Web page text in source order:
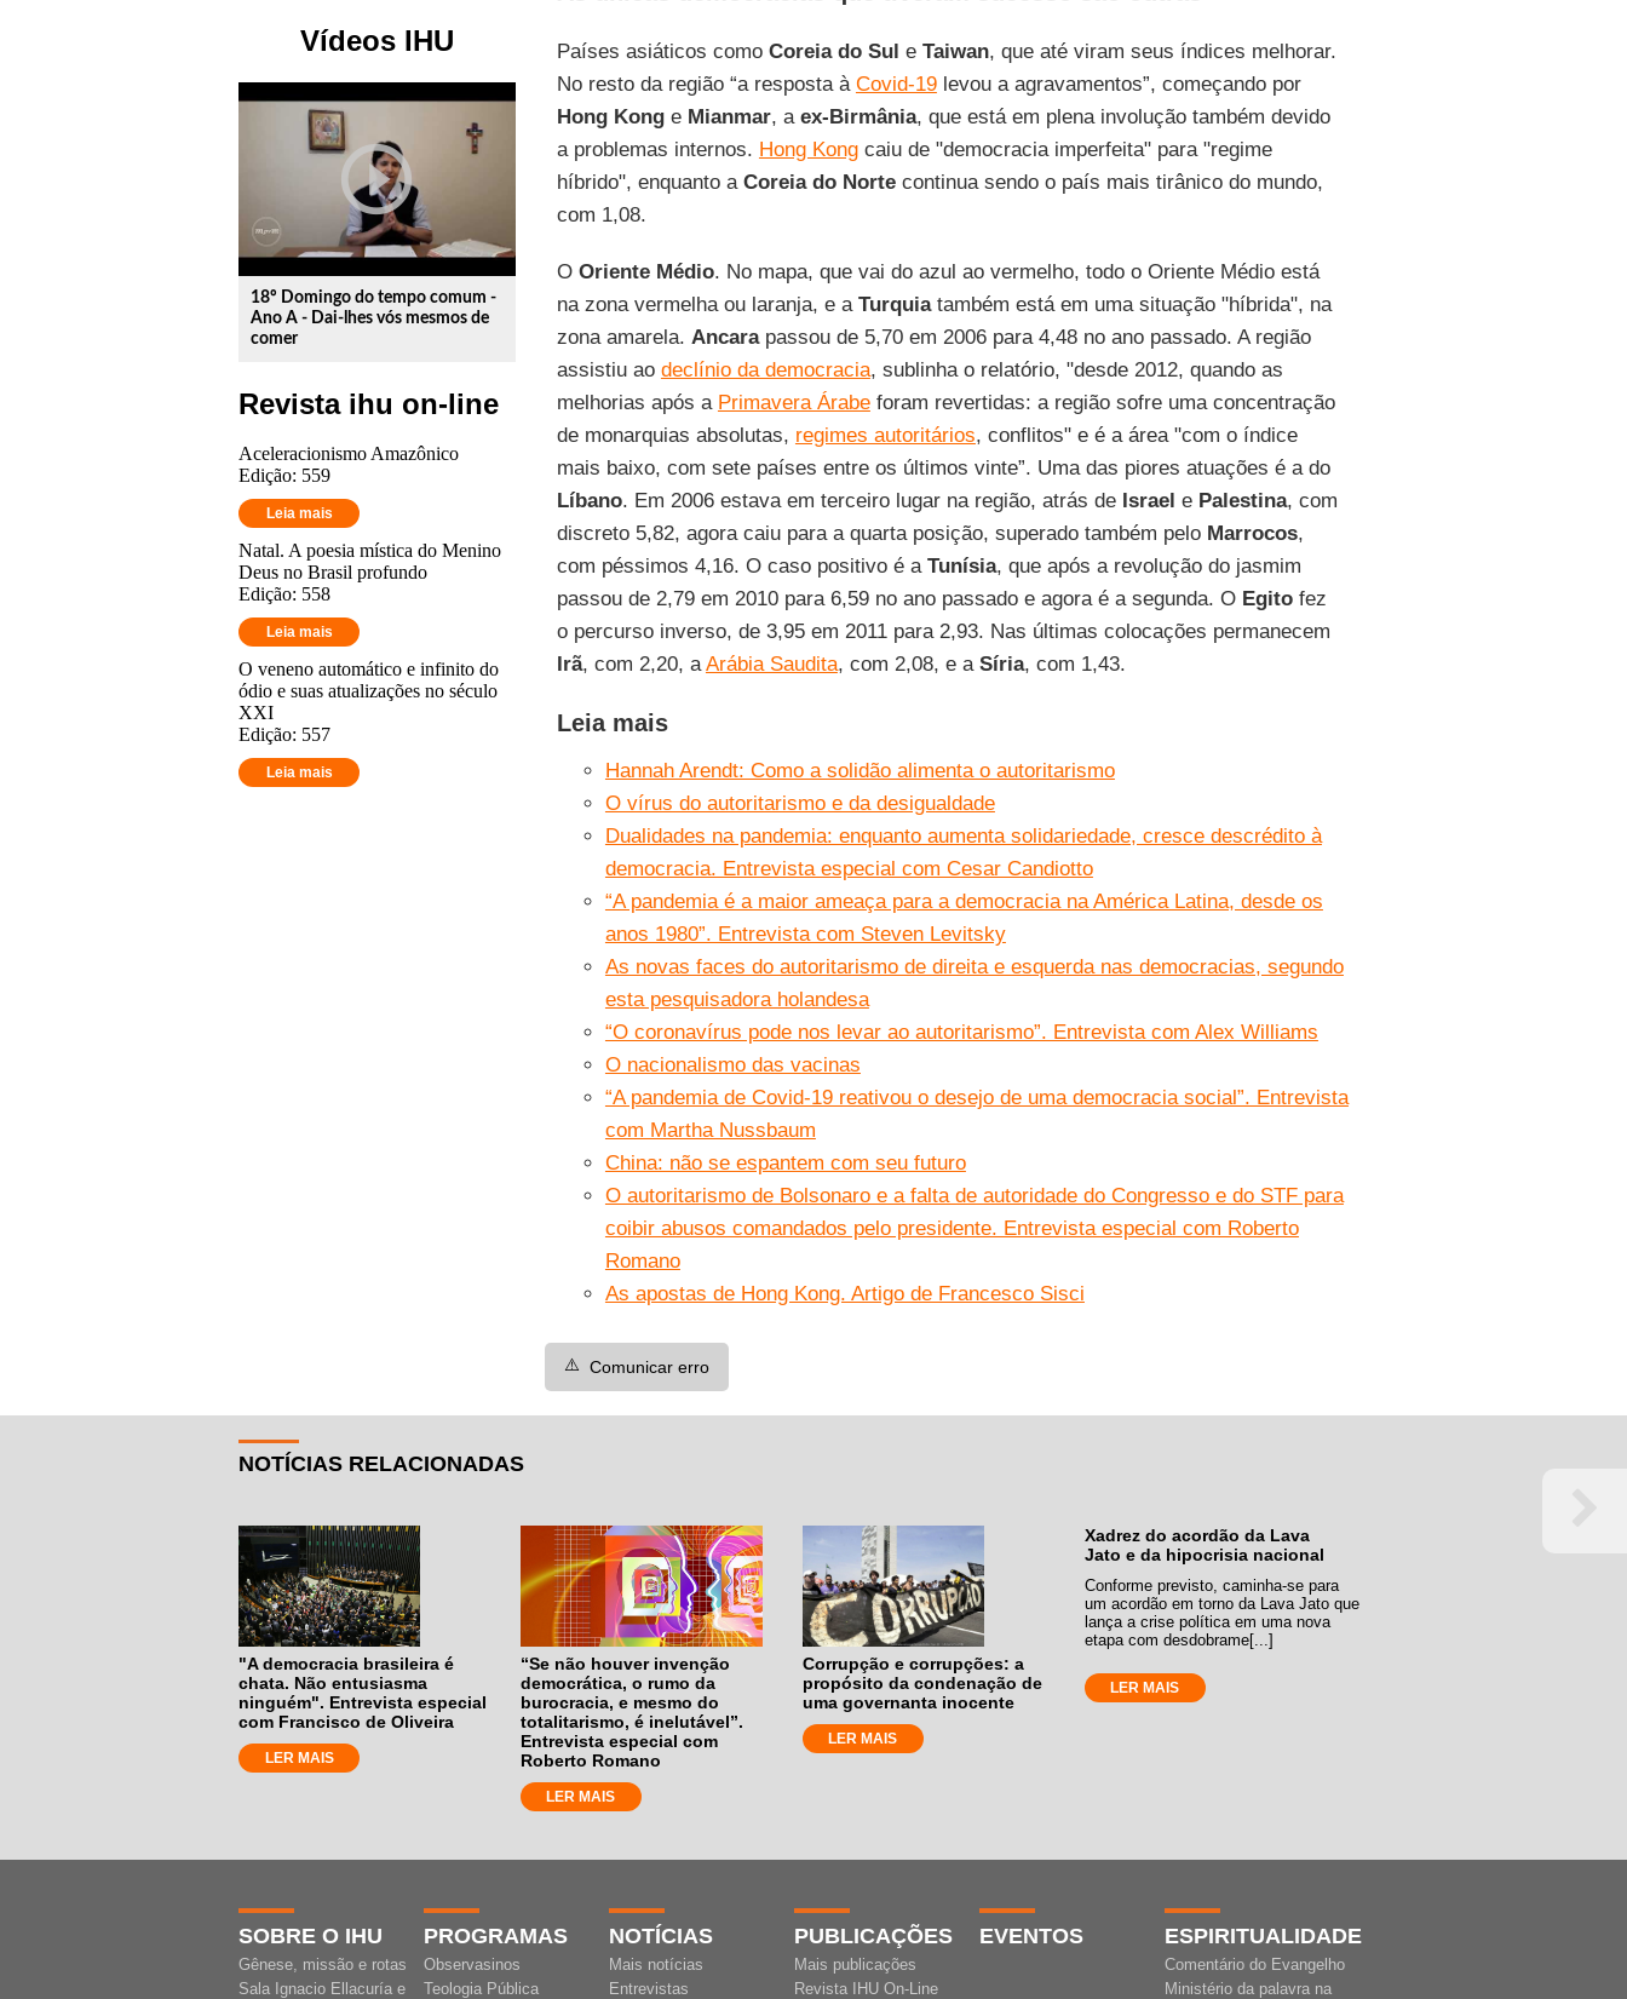
Vídeos IHU
play_circle_outline
18º Domingo do tempo comum -
Ano A - Dai-lhes vós mesmos de
comer
Revista ihu on-line
Aceleracionismo Amazônico
Edição: 559
Leia mais
Natal. A poesia mística do Menino
Deus no Brasil profundo
Edição: 558
Leia mais
O veneno automático e infinito do
ódio e suas atualizações no século
XXI
Edição: 557
Leia mais
Países asiáticos como Coreia do Sul e Taiwan, que até viram seus índices melhorar.
No resto da região “a resposta à Covid-19levou a agravamentos”, começando por
Hong Konge Mianmar, a ex-Birmânia, que está em plena involução também devido
a problemas internos. Hong Kongcaiu de "democracia imperfeita" para "regime
híbrido", enquanto a Coreia do Nortecontinua sendo o país mais tirânico do mundo,
com 1,08.
O Oriente Médio. No mapa, que vai do azul ao vermelho, todo o Oriente Médio está
na zona vermelha ou laranja, e a Turquiatambém está em uma situação "híbrida", na
zona amarela. Ancarapassou de 5,70 em 2006 para 4,48 no ano passado. A região
assistiu ao declínio da democracia, sublinha o relatório, "desde 2012, quando as
melhorias após a Primavera Árabeforam revertidas: a região sofre uma concentração
de monarquias absolutas, regimes autoritários, conflitos" e é a área "com o índice
mais baixo, com sete países entre os últimos vinte”. Uma das piores atuações é a do
Líbano. Em 2006 estava em terceiro lugar na região, atrás de Israel e Palestina, com
discreto 5,82, agora caiu para a quarta posição, superado também pelo Marrocos,
com péssimos 4,16. O caso positivo é a Tunísia, que após a revolução do jasmim
passou de 2,79 em 2010 para 6,59 no ano passado e agora é a segunda. O Egitofez
o percurso inverso, de 3,95 em 2011 para 2,93. Nas últimas colocações permanecem
Irã, com 2,20, aArábia Saudita, com 2,08, e a Síria, com 1,43.
Leia mais
Hannah Arendt: Como a solidão alimenta o autoritarismo
O vírus do autoritarismo e da desigualdade
Dualidades na pandemia: enquanto aumenta solidariedade, cresce descrédito à
democracia. Entrevista especial com Cesar Candiotto
“A pandemia é a maior ameaça para a democracia na América Latina, desde os
anos 1980”. Entrevista com Steven Levitsky
As novas faces do autoritarismo de direita e esquerda nas democracias, segundo
esta pesquisadora holandesa
“O coronavírus pode nos levar ao autoritarismo”. Entrevista com Alex Williams
O nacionalismo das vacinas
“A pandemia de Covid-19 reativou o desejo de uma democracia social”. Entrevista
com Martha Nussbaum
China: não se espantem com seu futuro
O autoritarismo de Bolsonaro e a falta de autoridade do Congresso e do STF para
coibir abusos comandados pelo presidente. Entrevista especial com Roberto
Romano
As apostas de Hong Kong. Artigo de Francesco Sisci
⚠️ Comunicar erro
NOTÍCIAS RELACIONADAS
"A democracia brasileira é
chata. Não entusiasma
ninguém". Entrevista especial
com Francisco de Oliveira
LER MAIS
“Se não houver invenção
democrática, o rumo da
burocracia, e mesmo do
totalitarismo, é inelutável”.
Entrevista especial com
Roberto Romano
LER MAIS
Corrupção e corrupções: a
propósito da condenação de
uma governanta inocente
LER MAIS
Xadrez do acordão da Lava
Jato e da hipocrisia nacional
Conforme previsto, caminha-se para
um acordão em torno da Lava Jato que
lança a crise política em uma nova
etapa com desdobrame[...]
LER MAIS
SOBRE O IHU
Gênese, missão e rotas
Sala Ignacio Ellacuría e
PROGRAMAS
Observasinos
Teologia Pública
NOTÍCIAS
Mais notícias
Entrevistas
PUBLICAÇÕES
Mais publicações
Revista IHU On-Line
EVENTOS ESPIRITUALIDADE
Comentário do Evangelho
Ministério da palavra na